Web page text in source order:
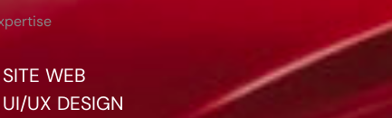
SITE WEB
UI/UX DESIGN